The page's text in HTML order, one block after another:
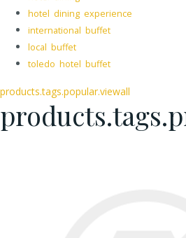
hotel dining experience
international buffet
local buffet
toledo hotel buffet
products.tags.popular.viewall